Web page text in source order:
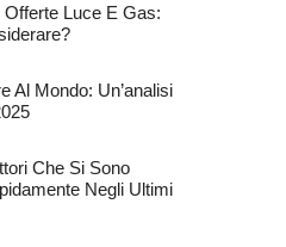
Luce E Gas:
Al Mondo: Un’analisi
Che Si Sono
Negli Ultimi